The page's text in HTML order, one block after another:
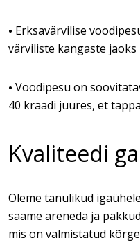
• Erksavärvilise
värviliste kangaste
• Voodipesu on
40 kraadi juures, et
Kvaliteedi
Oleme tänulikud
saame areneda ja
mis on valmistatud